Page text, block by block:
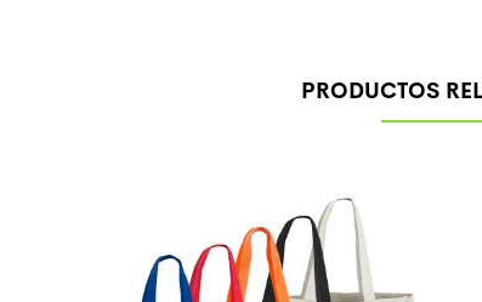
PRODUCTOS